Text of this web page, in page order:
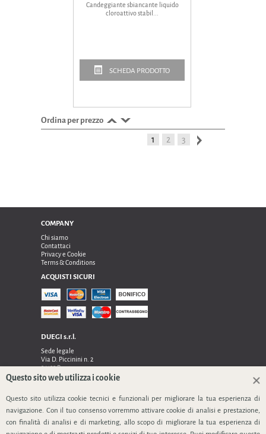
Candeggiante sbiancante liquido
cloroattivo stabil...
SCHEDA PRODOTTO
1 2 3
Ordina per prezzo
COMPANY
Chi siamo
Contattaci
Privacy e Cookie
Terms & Conditions
ACQUISTI SICURI
DUEGI s.r.l.
Sede legale
Via D. Piccinini n. 2
24122 Bergamo
Sede operativa e amministrativa:
24048 Treviolo (Bg)
TEL 0354128024, FAX 0354129132
P.IVA 03535240166
SEGUICI
Questo sito web utilizza i cookie
Questo sito utilizza cookie tecnici e funzionali per migliorare la tua esperienza di
navigazione. Con il tuo consenso vorremmo attivare cookie di analisi e prestazione,
con finalità di analisi e di marketing, allo scopo di migliorare la tua esperienza di